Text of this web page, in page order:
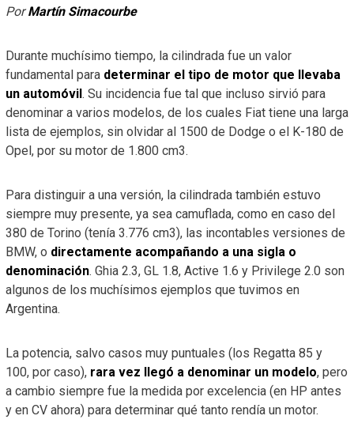
PorMartín Simacourbe
Durante muchísimo tiempo, la cilindrada fue un valor
fundamental para determinar el tipo de motor que llevaba
un automóvil . Su incidencia fue tal que incluso sirvió para
denominar a varios modelos, de los cuales Fiat tiene una larga
lista de ejemplos, sin olvidar al 1500 de Dodge o el K-180 de
Opel, por su motor de 1.800 cm3.
Para distinguir a una versión, la cilindrada también estuvo
siempre muy presente, ya sea camuflada, como en caso del
380 de Torino (tenía 3.776 cm3), las incontables versiones de
BMW, o directamente acompañando a una sigla o
denominación. Ghia 2.3, GL 1.8, Active 1.6 y Privilege 2.0 son
algunos de los muchísimos ejemplos que tuvimos en
Argentina.
La potencia, salvo casos muy puntuales (los Regatta 85 y
100, por caso), rara vez llegó a denominar un modelo, pero
a cambio siempre fue la medida por excelencia (en HP antes
y en CV ahora) para determinar qué tanto rendía un motor.